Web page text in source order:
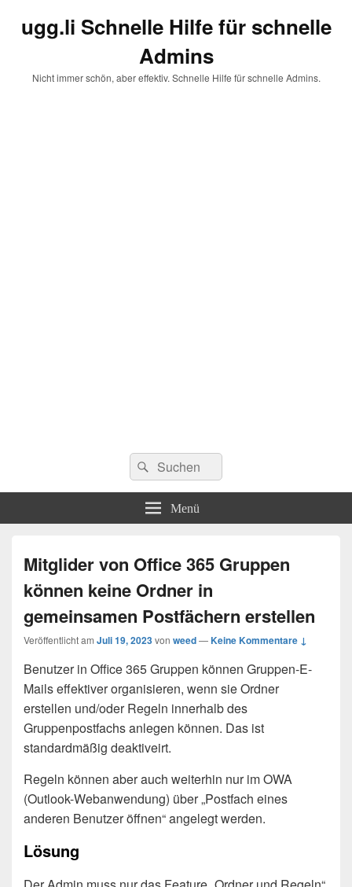
ugg.li Schnelle Hilfe für schnelle
Admins
Nicht immer schön, aber effektiv. Schnelle Hilfe für schnelle Admins.
Suchen
nach:
Suchen
Menü
Mitglider von Office 365 Gruppen
können keine Ordner in
gemeinsamen Postfächern erstellen
Veröffentlicht am Juli 19, 2023von weed—Keine Kommentare ↓
Benutzer in Office 365 Gruppen können Gruppen-E-
Mails effektiver organisieren, wenn sie Ordner
erstellen und/oder Regeln innerhalb des
Gruppenpostfachs anlegen können. Das ist
standardmäßig deaktiveirt.
Regeln können aber auch weiterhin nur im OWA
(Outlook-Webanwendung) über „Postfach eines
anderen Benutzer öffnen“ angelegt werden.
Lösung